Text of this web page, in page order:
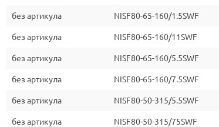
без артикула NISF80-65-160/1.5SWF
без артикула NISF80-65-160/11SWF
без артикула NISF80-65-160/5.5SWF
без артикула NISF80-65-160/7.5SWF
без артикула NISF80-50-315/5.5SWF
без артикула NISF80-50-315/75SWF